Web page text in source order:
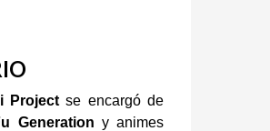
Projectse encargó de
Generation y animes